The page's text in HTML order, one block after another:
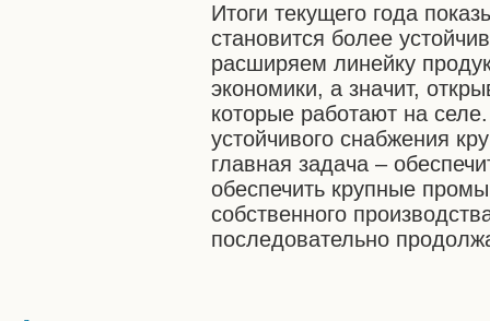
Итоги текущего года
становится более
расширяем линейку
экономики, а значит,
которые работают на
устойчивого снабжения
главная задача –
обеспечить крупные
собственного
последовательно